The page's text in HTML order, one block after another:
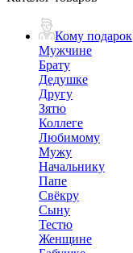
Кому подарок
Мужчине
Брату
Дедушке
Другу
Зятю
Коллеге
Любимому
Мужу
Начальнику
Папе
Свёкру
Сыну
Тестю
Женщине